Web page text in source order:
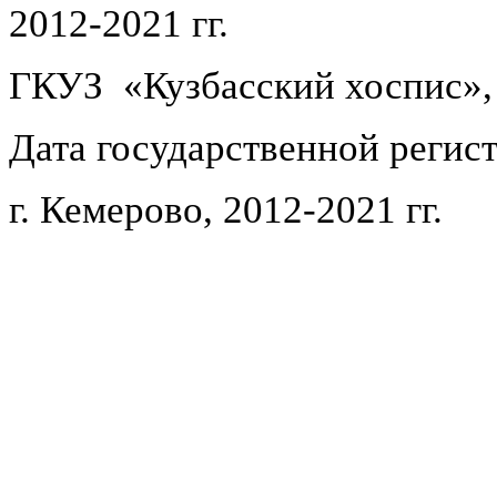
2012-2021 гг.
ГКУЗ «Кузбасский хоспис»,
Дата государственной
г. Кемерово, 2012-2021 гг.